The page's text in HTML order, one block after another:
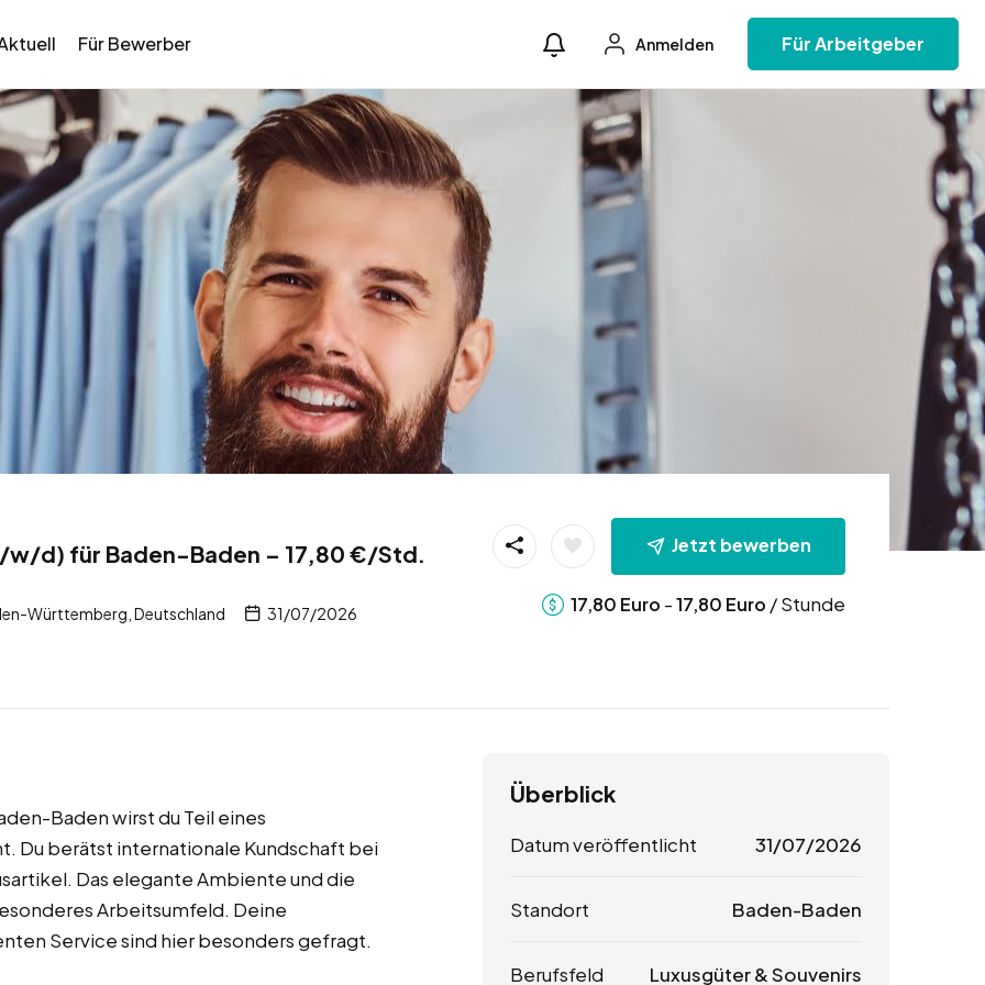
Für Bewerber Anmelden Für Arbeitgeber
d) für Baden-Baden – 17,80 €/Std.
Württemberg, Deutschland 31/07/2026
Jetzt bewerben
17,80 Euro -17,80 Euro / Stunde
Baden wirst du Teil eines
Du berätst internationale Kundschaft bei
Das elegante Ambiente und die
Arbeitsumfeld. Deine
Service sind hier besonders gefragt.
Überblick
Datum veröffentlicht 31/07/2026
Standort Baden-Baden
Berufsfeld Luxusgüter & Souvenirs